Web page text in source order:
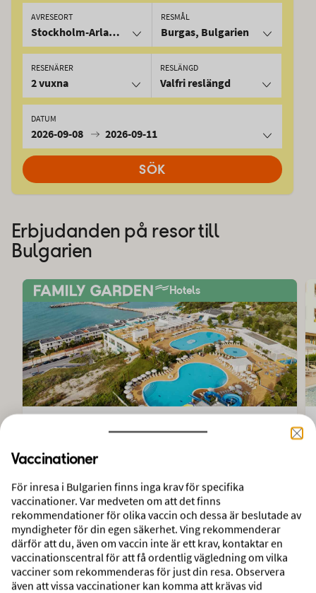
AVRESEORT
Stockholm-Arlanda
RESMÅL
Burgas, Bulgarien
RESLÄNGD
Valfri reslängd
DATUM
2026-09-08 2026-09-11
RESENÄRER
2 vuxna
SÖK
Erbjudanden på resor till
Bulgarien
Hotels
White Lagoon Beach
Balchik, Varna, Bulgarien
Flyg + del i Enrumslägenhet, terrass mot annan
byggnad
1 vecka
Avresa 31 aug 2026 från Köpenhamn
Vaccinationer
För inresa i Bulgarien finns inga krav för specifika
vaccinationer. Var medveten om att det finns
rekommendationer för olika vaccin och dessa är beslutade av
myndigheter för din egen säkerhet. Ving rekommenderar
därför att du, även om vaccin inte är ett krav, kontaktar en
vaccinationscentral för att få ordentlig vägledning om vilka
vacciner som rekommenderas för just din resa. Observera
även att vissa vaccinationer kan komma att krävas vid